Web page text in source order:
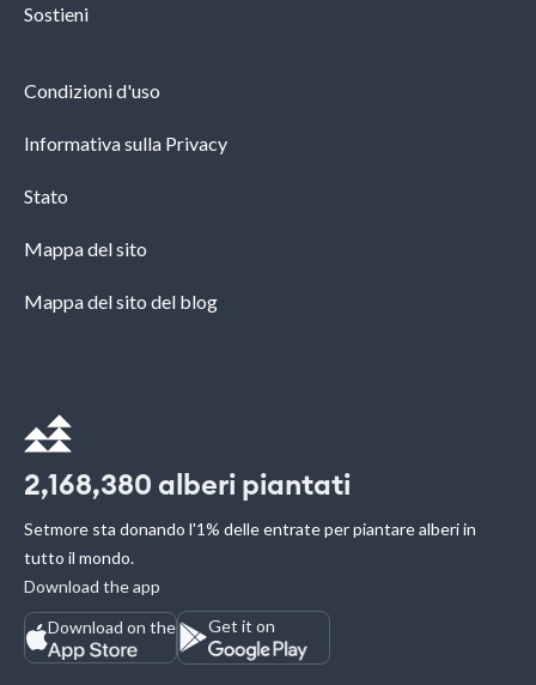
Sostieni
Condizioni d'uso
Informativa sulla Privacy
Stato
Mappa del sito
Mappa del sito del blog
2,168,380 alberi piantati
Setmore sta donando l'1% delle entrate per piantare alberi in
tutto il mondo.
Download the app
Download on the
Get it on